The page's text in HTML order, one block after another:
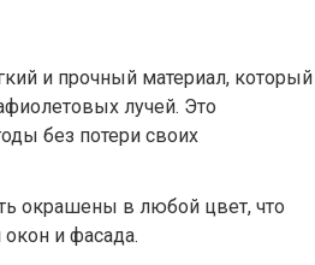
и прочный материал, который
лучей. Это
без потери своих
окрашены в любой цвет, что
и фасада.